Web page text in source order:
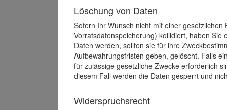
Löschung von Daten
Sofern Ihr Wunsch nicht mit einer
Vorratsdatenspeicherung) kollidiert, haben
Daten werden, sollten sie für ihre
Aufbewahrungsfristen geben, gelöscht. Falls
für zulässige gesetzliche Zwecke erforderlich
diesem Fall werden die Daten gesperrt und
Widerspruchsrecht